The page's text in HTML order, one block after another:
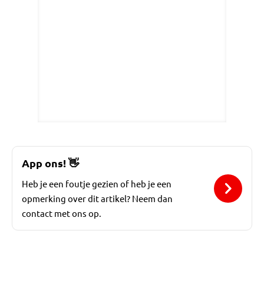
App ons!👋
Heb je een foutje gezien of heb je een
opmerking over dit artikel? Neem dan
contact met ons op.